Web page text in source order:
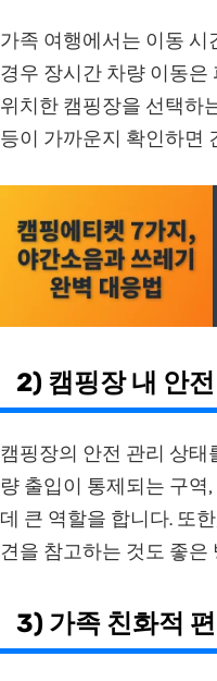
가족 여행에서는 이동
경우 장시간 차량 이동은
위치한 캠핑장을 선택하
등이 가까운지 확인하면
2) 캠핑장 내 안
캠핑장의 안전 관리 상
량 출입이 통제되는 구
데 큰 역할을 합니다. 또
견을 참고하는 것도 좋은
3) 가족 친화적